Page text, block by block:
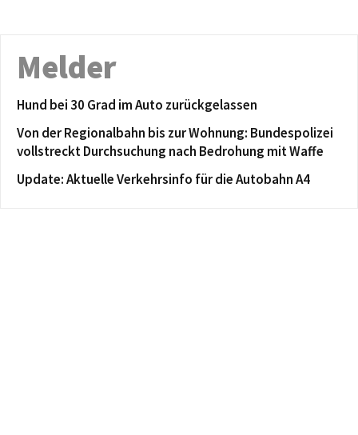
Melder
Hund bei 30 Grad im Auto zurückgelassen
Von der Regionalbahn bis zur Wohnung: Bundespolizei
vollstreckt Durchsuchung nach Bedrohung mit Waffe
Update: Aktuelle Verkehrsinfo für die Autobahn A4